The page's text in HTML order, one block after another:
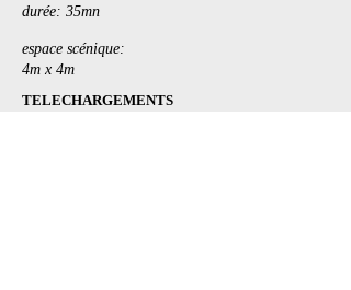
durée: 35mn
espace scénique:
4m x 4m
TELECHARGEMENTS